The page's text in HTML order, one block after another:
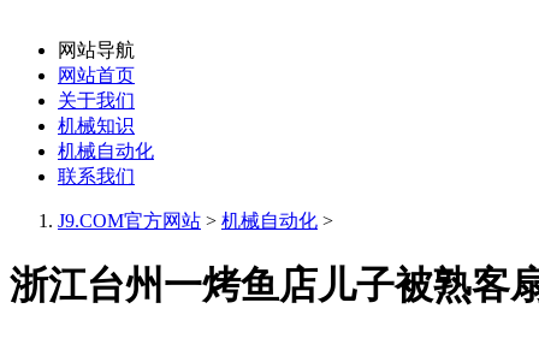
网站导航
网站首页
关于我们
机械知识
机械自动化
联系我们
J9.COM官方网站 > 机械自动化 >
浙江台州一烤鱼店儿子被熟客